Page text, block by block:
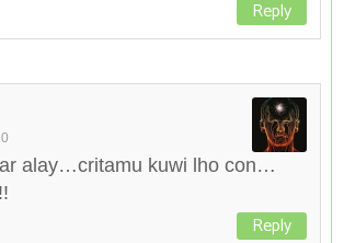
Reply
alay…critamu kuwi lho con…
Reply